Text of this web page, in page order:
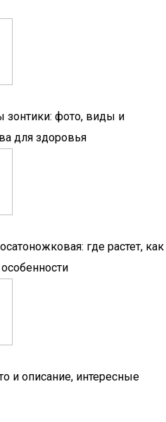
зонтики: фото, виды и
для здоровья
где растет, как
и описание, интересные